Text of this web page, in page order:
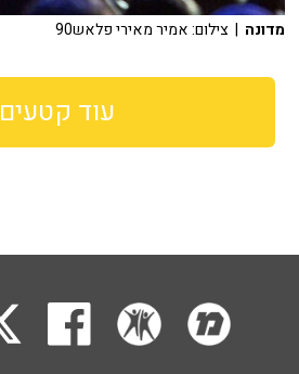
מדונה | צילום: אמיר מאירי פלאש90
עוד קטעים